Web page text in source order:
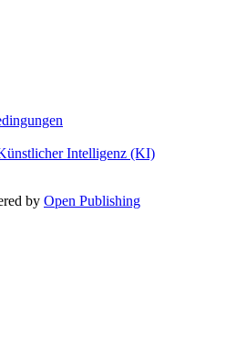
Intelligenz (KI)
by Open Publishing